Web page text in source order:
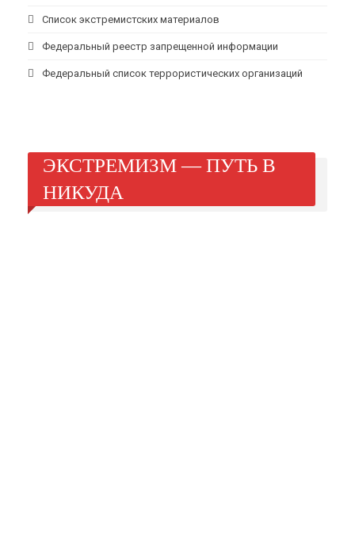
Список экстремистских материалов
Федеральный реестр запрещенной информации
Федеральный список террористических организаций
ЭКСТРЕМИЗМ — ПУТЬ В
НИКУДА